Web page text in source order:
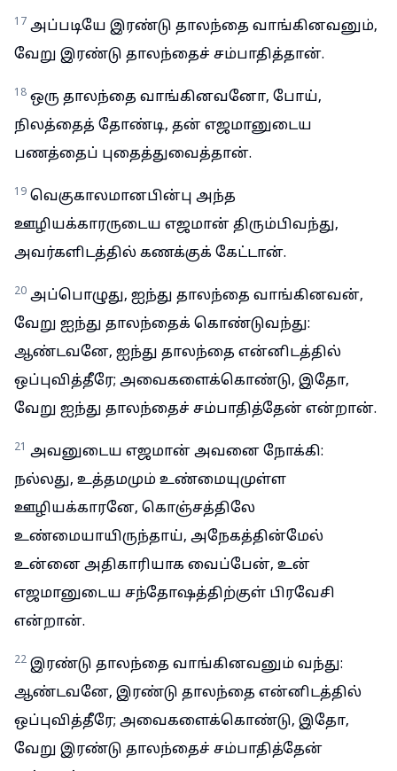
17 அப்படியே இரண்டு தாலந்தை வாங்கினவனும்,
வேறு இரண்டு தாலந்தைச் சம்பாதித்தான்.
18 ஒரு தாலந்தை வாங்கினவனோ, போய்,
நிலத்தைத் தோண்டி, தன் எஜமானுடைய
பணத்தைப் புதைத்துவைத்தான்.
19 வெகுகாலமானபின்பு அந்த
ஊழியக்காரருடைய எஜமான் திரும்பிவந்து,
அவர்களிடத்தில் கணக்குக் கேட்டான்.
20 அப்பொழுது, ஐந்து தாலந்தை வாங்கினவன்,
வேறு ஐந்து தாலந்தைக் கொண்டுவந்து:
ஆண்டவனே, ஐந்து தாலந்தை என்னிடத்தில்
ஒப்புவித்தீரே; அவைகளைக்கொண்டு, இதோ,
வேறு ஐந்து தாலந்தைச் சம்பாதித்தேன் என்றான்.
21 அவனுடைய எஜமான் அவனை நோக்கி:
நல்லது, உத்தமமும் உண்மையுமுள்ள
ஊழியக்காரனே, கொஞ்சத்திலே
உண்மையாயிருந்தாய், அநேகத்தின்மேல்
உன்னை அதிகாரியாக வைப்பேன், உன்
எஜமானுடைய சந்தோஷத்திற்குள் பிரவேசி
என்றான்.
22 இரண்டு தாலந்தை வாங்கினவனும் வந்து:
ஆண்டவனே, இரண்டு தாலந்தை என்னிடத்தில்
ஒப்புவித்தீரே; அவைகளைக்கொண்டு, இதோ,
வேறு இரண்டு தாலந்தைச் சம்பாதித்தேன்